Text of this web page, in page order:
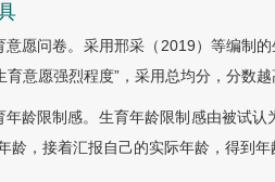
意愿问卷。采用邢采（2019）等编制
育意愿强烈程度”，采用总均分，分数
年龄限制感。生育年龄限制感由被试
龄，接着汇报自己的实际年龄，得到